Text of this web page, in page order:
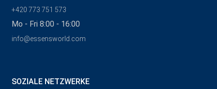
+420 773 751 573
Mo - Fri 8:00 - 16:00
info@essensworld.com
SOZIALE NETZWERKE